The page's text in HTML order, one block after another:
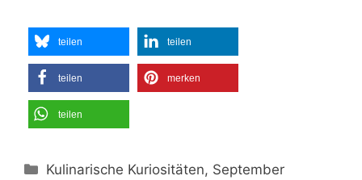
teilen teilen
teilen merken
teilen
Kategorien
Kulinarische Kuriositäten, September